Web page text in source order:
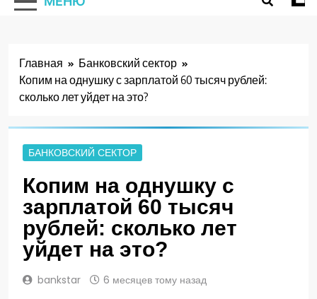
Главная
Банковский сектор
Копим на однушку с зарплатой 60 тысяч рублей:
сколько лет уйдет на это?
БАНКОВСКИЙ СЕКТОР
Копим на однушку с
зарплатой 60 тысяч
рублей: сколько лет
уйдет на это?
bankstar 6 месяцев тому назад